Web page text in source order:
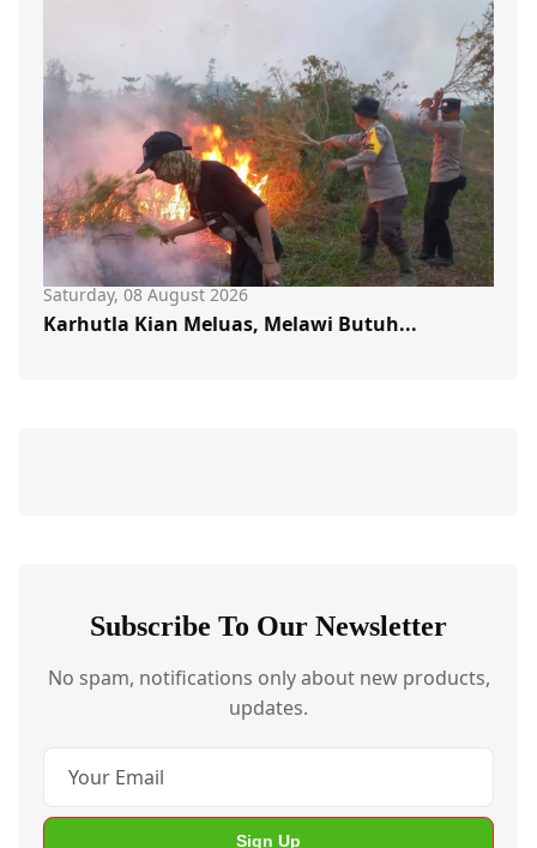
Saturday, 08 August 2026
Karhutla Kian Meluas, Melawi Butuh...
Subscribe To Our Newsletter
No spam, notifications only about new products,
updates.
Sign Up